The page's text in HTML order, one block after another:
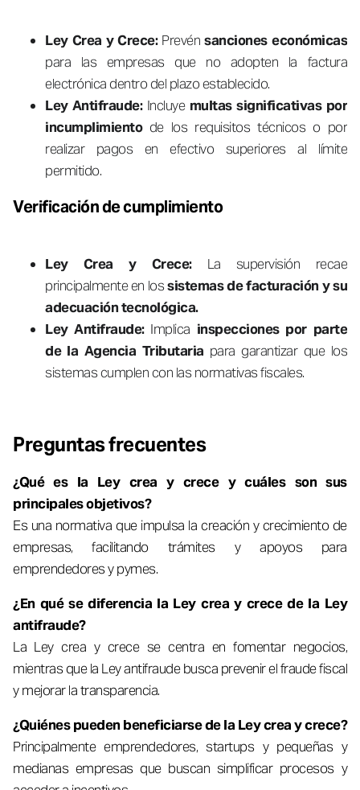
Ley Crea y Crece: Prevénsanciones económicas
para las empresas que no adopten la factura
electrónica dentro del plazo establecido.
Ley Antifraude:Incluye multas significativas por
incumplimiento de los requisitos técnicos o por
realizar pagos en efectivo superiores al límite
permitido.
Verificación de cumplimiento
Ley Crea y Crece:La supervisión recae
principalmente en lossistemas de facturación y su
adecuación tecnológica.
Ley Antifraude:Implica inspecciones por parte
de la Agencia Tributaria para garantizar que los
sistemas cumplen con las normativas fiscales.
Preguntas frecuentes
¿Qué es la Ley crea y crece y cuáles son sus
principales objetivos?
Es una normativa que impulsa la creación y crecimiento de
empresas, facilitando trámites y apoyos para
emprendedores y pymes.
¿En qué se diferencia la Ley crea y crece de la Ley
antifraude?
La Ley crea y crece se centra en fomentar negocios,
mientras que la Ley antifraude busca prevenir el fraude fiscal
y mejorar la transparencia.
¿Quiénes pueden beneficiarse de la Ley crea y crece?
Principalmente emprendedores, startups y pequeñas y
medianas empresas que buscan simplificar procesos y